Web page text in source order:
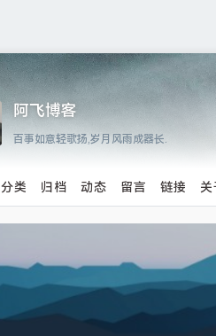
阿飞博客
百事如意轻歌扬,岁月风雨成器长.
分类 归档 动态 留言 链接 关